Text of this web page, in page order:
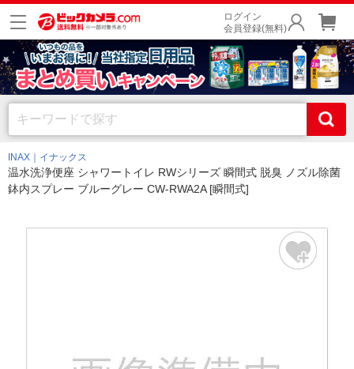
ログイン
会員登録(無料)
INAX｜イナックス
温水洗浄便座 シャワートイレ RWシリーズ 瞬間式 脱臭 ノズル除菌
鉢内スプレー ブルーグレー CW-RWA2A [瞬間式]